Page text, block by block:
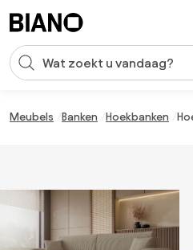
Zoekopdracht invoeren
Meubels Banken Hoekbanken